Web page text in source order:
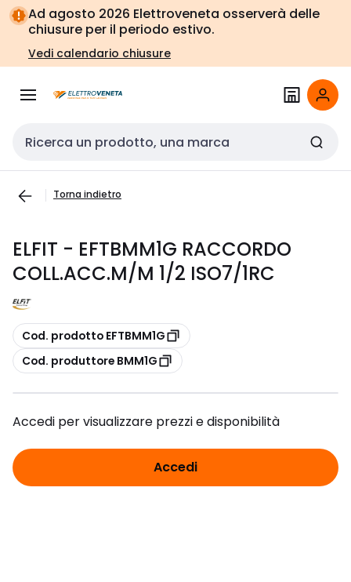
Vai alla
navigazione
Vai
alla
pagina
Ad agosto 2026 Elettroveneta osserverà delle
chiusure per il periodo estivo.
Vedi calendario chiusure
Cerca input
Torna indietro
ELFIT - EFTBMM1G RACCORDO
COLL.ACC.M/M 1/2 ISO7/1RC
copia
Cod. prodotto EFTBMM1G
copia
Cod. produttore BMM1G
Accedi per visualizzare prezzi e disponibilità
Accedi